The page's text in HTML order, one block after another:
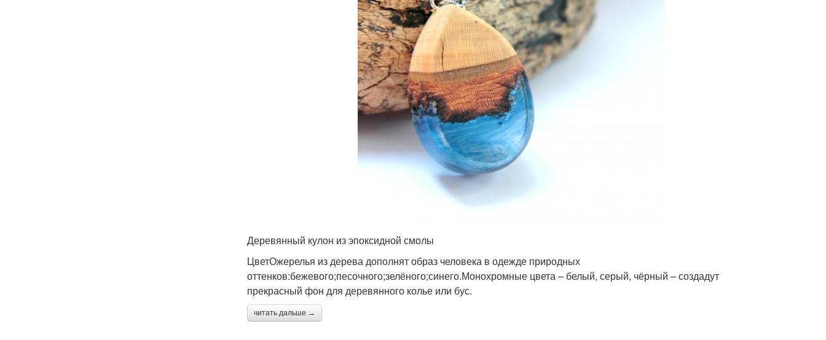
Деревянный кулон из эпоксидной смолы
ЦветОжерелья из дерева дополнят образ человека в одежде природных
оттенков:бежевого;песочного;зелёного;синего.Монохромные цвета – белый, серый, чёрный – создадут
прекрасный фон для деревянного колье или бус.
читать дальше →